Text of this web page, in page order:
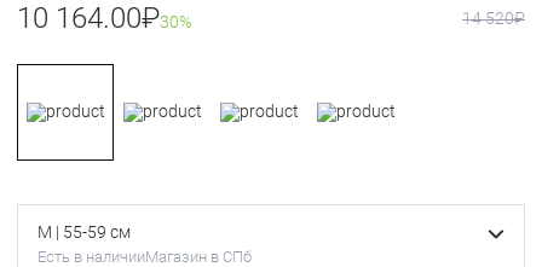
10 164.00₽30% 14 520₽
M | 55-59 см
Есть в наличииМагазин в СПб